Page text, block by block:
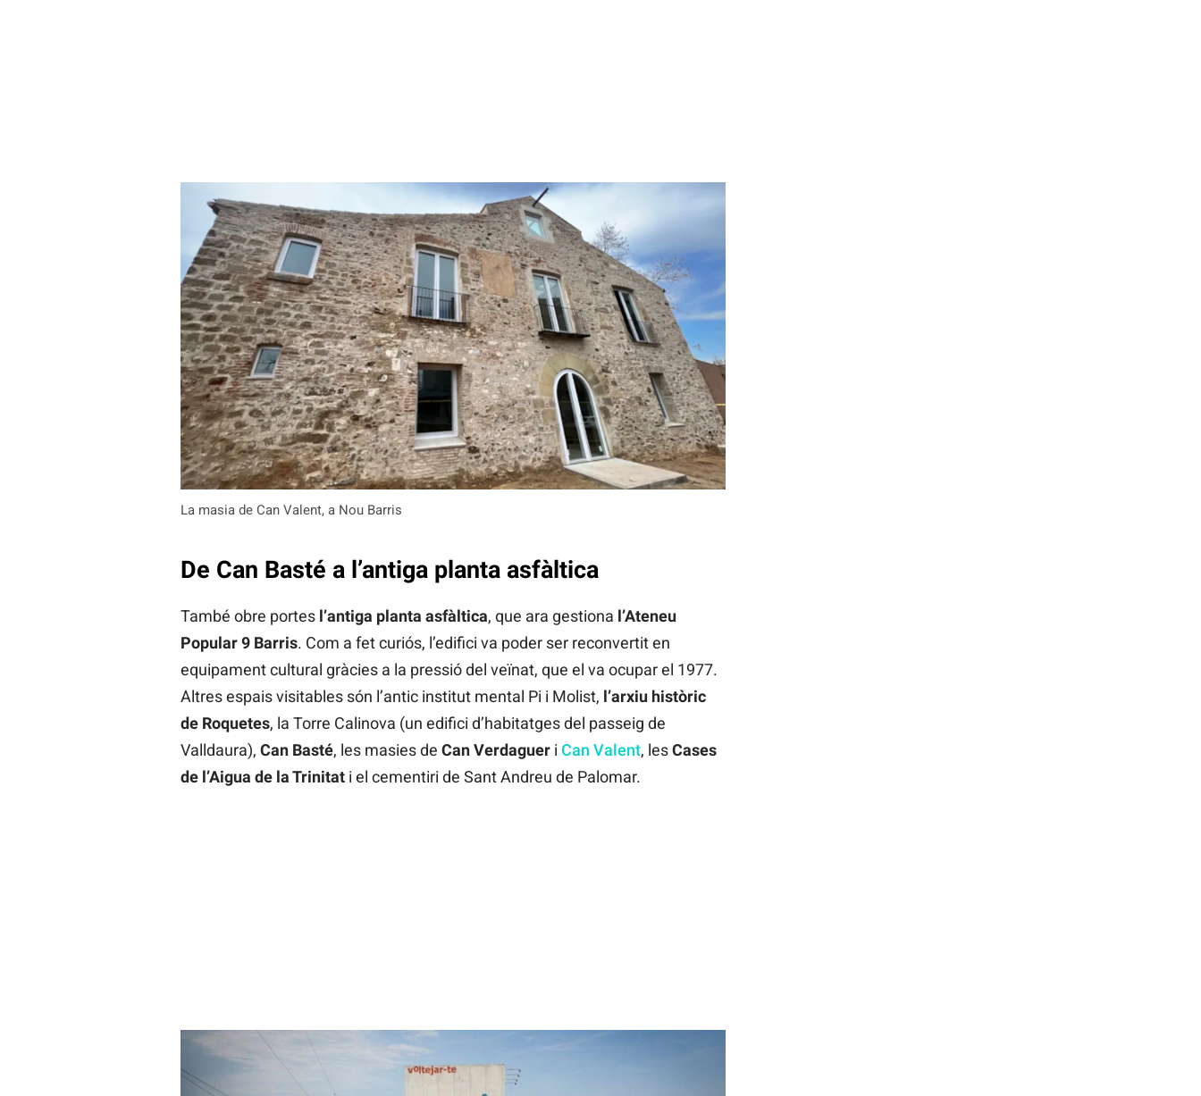
La masia de Can Valent, a Nou Barris
De Can Basté a l’antiga planta asfàltica
També obre portesl’antiga planta asfàltica, que ara gestiona l’Ateneu
Popular 9 Barris. Com a fet curiós, l’edifici va poder ser reconvertit en
equipament cultural gràcies a la pressió del veïnat, que el va ocupar el 1977.
Altres espais visitables són l’antic institut mental Pi i Molist, l’arxiu històric
de Roquetes, la Torre Calinova (un edifici d’habitatges del passeig de
Valldaura), Can Basté, les masies de Can Verdaguer i Can Valent, lesCases
de l’Aigua de la Trinitati el cementiri de Sant Andreu de Palomar.